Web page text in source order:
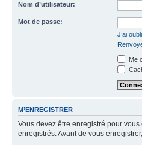
Nom d’utilisateur:
Mot de passe:
J’ai
Me
M’ENREGISTRER
Vous devez être enregistré pour
enregistrés. Avant de vous